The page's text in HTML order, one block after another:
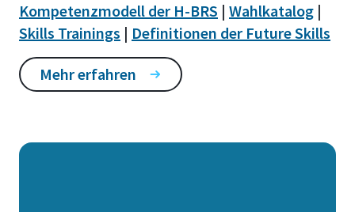
Kompetenzmodell der H-BRS | Wahlkatalog |
Skills Trainings | Definitionen der Future Skills
Mehr erfahren